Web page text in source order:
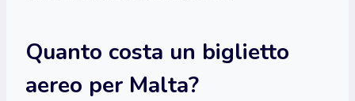
Quanto costa un biglietto
aereo per Malta?